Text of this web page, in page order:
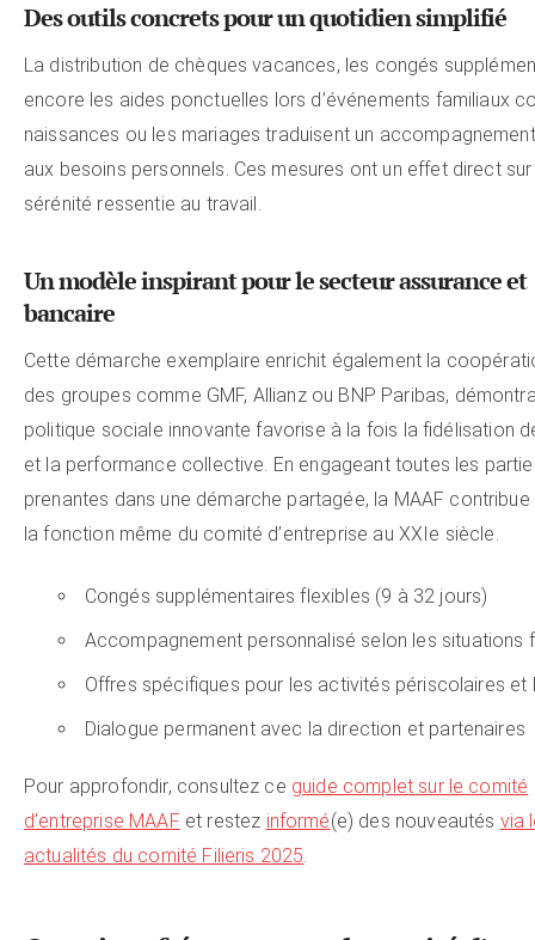
Des outils concrets pour un quotidien simplifié
La distribution de chèques vacances, les congés
encore les aides ponctuelles lors d’événements familiaux
naissances ou les mariages traduisent un
aux besoins personnels. Ces mesures ont un effet direct
sérénité ressentie au travail.
Un modèle inspirant pour le secteur assurance et
bancaire
Cette démarche exemplaire enrichit également la
des groupes comme GMF, Allianz ou BNP Paribas,
politique sociale innovante favorise à la fois la fidélisation
et la performance collective. En engageant toutes les
prenantes dans une démarche partagée, la MAAF
la fonction même du comité d’entreprise au XXIe siècle.
Congés supplémentaires flexibles (9 à 32 jours)
Accompagnement personnalisé selon les situations
Offres spécifiques pour les activités périscolaires et
Dialogue permanent avec la direction et partenaires
Pour approfondir, consultez ce guide complet sur le comité
d’entreprise MAAF et restez informé(e) des nouveautés via
actualités du comité Filieris 2025.